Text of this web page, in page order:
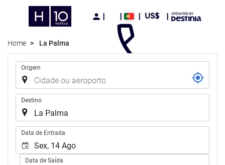
US$
Home La Palma
Trajecto
Origem
Destino
Data de Entrada
Data de Saída